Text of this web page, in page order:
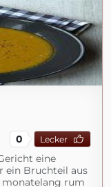
0 Lecker
eine
ein Bruchteil aus
monatelang rum